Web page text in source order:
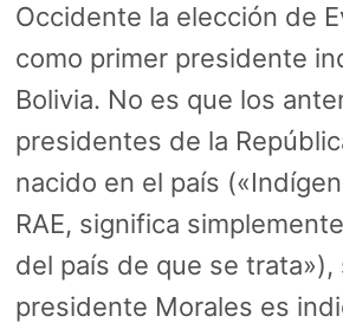
Occidente la elección de
como primer presidente
Bolivia. No es que los
presidentes de la
nacido en el país
RAE, significa
del país de que se trata»),
presidente Morales es